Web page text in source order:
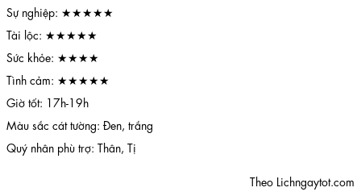
Sự nghiệp: ★★★★★
Tài lộc: ★★★★★
Sức khỏe: ★★★★
Tình cảm: ★★★★★
Giờ tốt: 17h-19h
Màu sắc cát tường: Đen, trắng
Quý nhân phù trợ: Thân, Tị
Theo Lichngaytot.com